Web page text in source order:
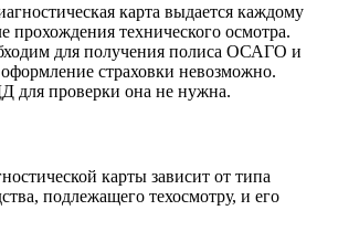
карта выдается каждому
прохождения технического осмотра.
для получения полиса ОСАГО и
страховки невозможно.
для проверки она не нужна.
карты зависит от типа
подлежащего техосмотру, и его